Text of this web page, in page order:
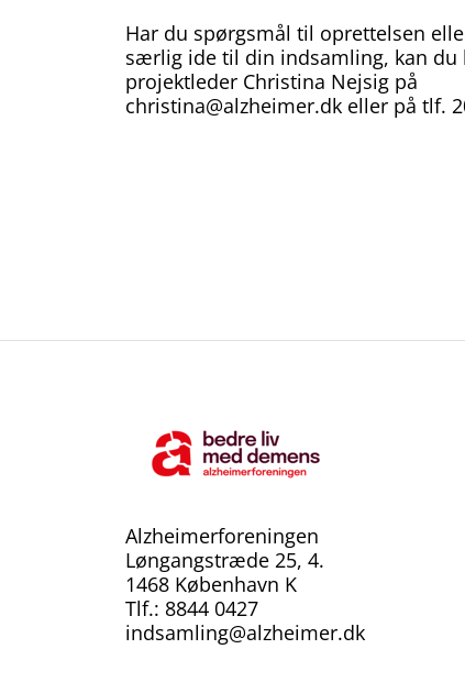
Har du spørgsmål til oprettelsen
særlig ide til din indsamling, kan du
projektleder Christina Nejsig på
christina@alzheimer.dk eller på tlf.
Alzheimerforeningen
Løngangstræde 25, 4.
1468 København K
Tlf.: 8844 0427
indsamling@alzheimer.dk